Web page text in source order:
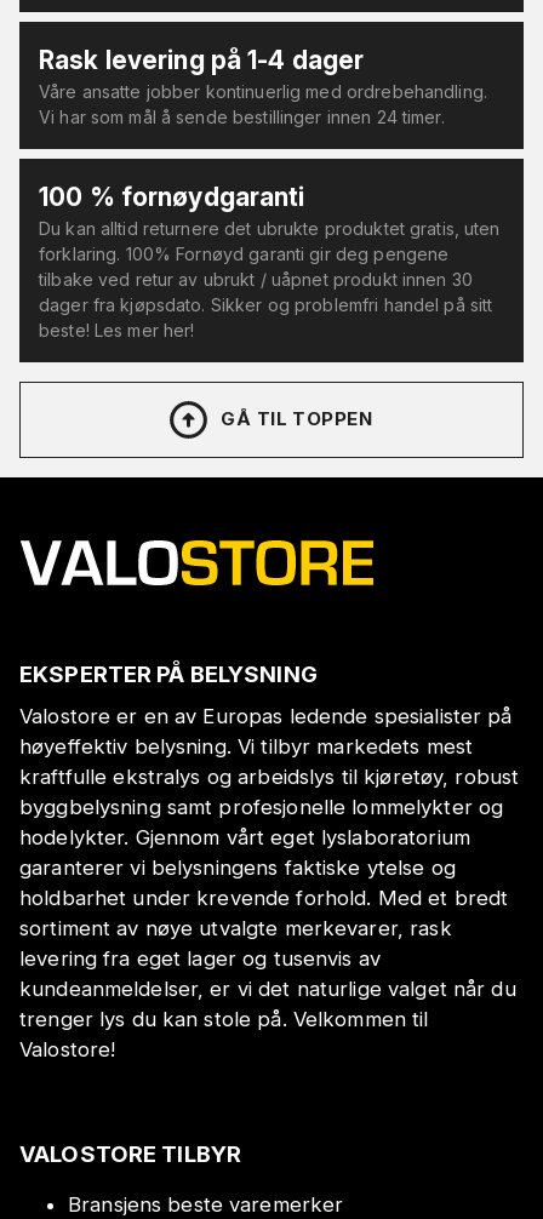
Rask levering på 1-4 dager
Våre ansatte jobber kontinuerlig med ordrebehandling.
Vi har som mål å sende bestillinger innen 24 timer.
100 % fornøydgaranti
Du kan alltid returnere det ubrukte produktet gratis, uten
forklaring. 100% Fornøyd garanti gir deg pengene
tilbake ved retur av ubrukt / uåpnet produkt innen 30
dager fra kjøpsdato. Sikker og problemfri handel på sitt
beste! Les mer her!
GÅ TIL TOPPEN
EKSPERTER PÅ BELYSNING
Valostore er en av Europas ledende spesialister på
høyeffektiv belysning. Vi tilbyr markedets mest
kraftfulle ekstralys og arbeidslys til kjøretøy, robust
byggbelysning samt profesjonelle lommelykter og
hodelykter. Gjennom vårt eget lyslaboratorium
garanterer vi belysningens faktiske ytelse og
holdbarhet under krevende forhold. Med et bredt
sortiment av nøye utvalgte merkevarer, rask
levering fra eget lager og tusenvis av
kundeanmeldelser, er vi det naturlige valget når du
trenger lys du kan stole på. Velkommen til
Valostore!
VALOSTORE TILBYR
Bransjens beste varemerker